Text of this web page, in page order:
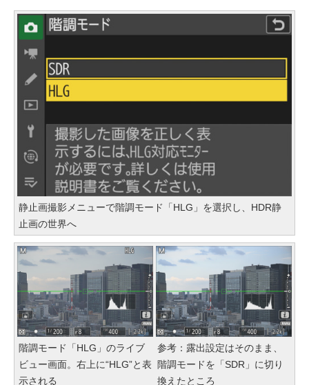
静止画撮影メニューで階調モード「HLG」を選択し、HDR静
止画の世界へ
階調モード「HLG」のライブ
ビュー画面。右上に“HLG”と表
示される
参考：露出設定はそのまま、
階調モードを「SDR」に切り
換えたところ